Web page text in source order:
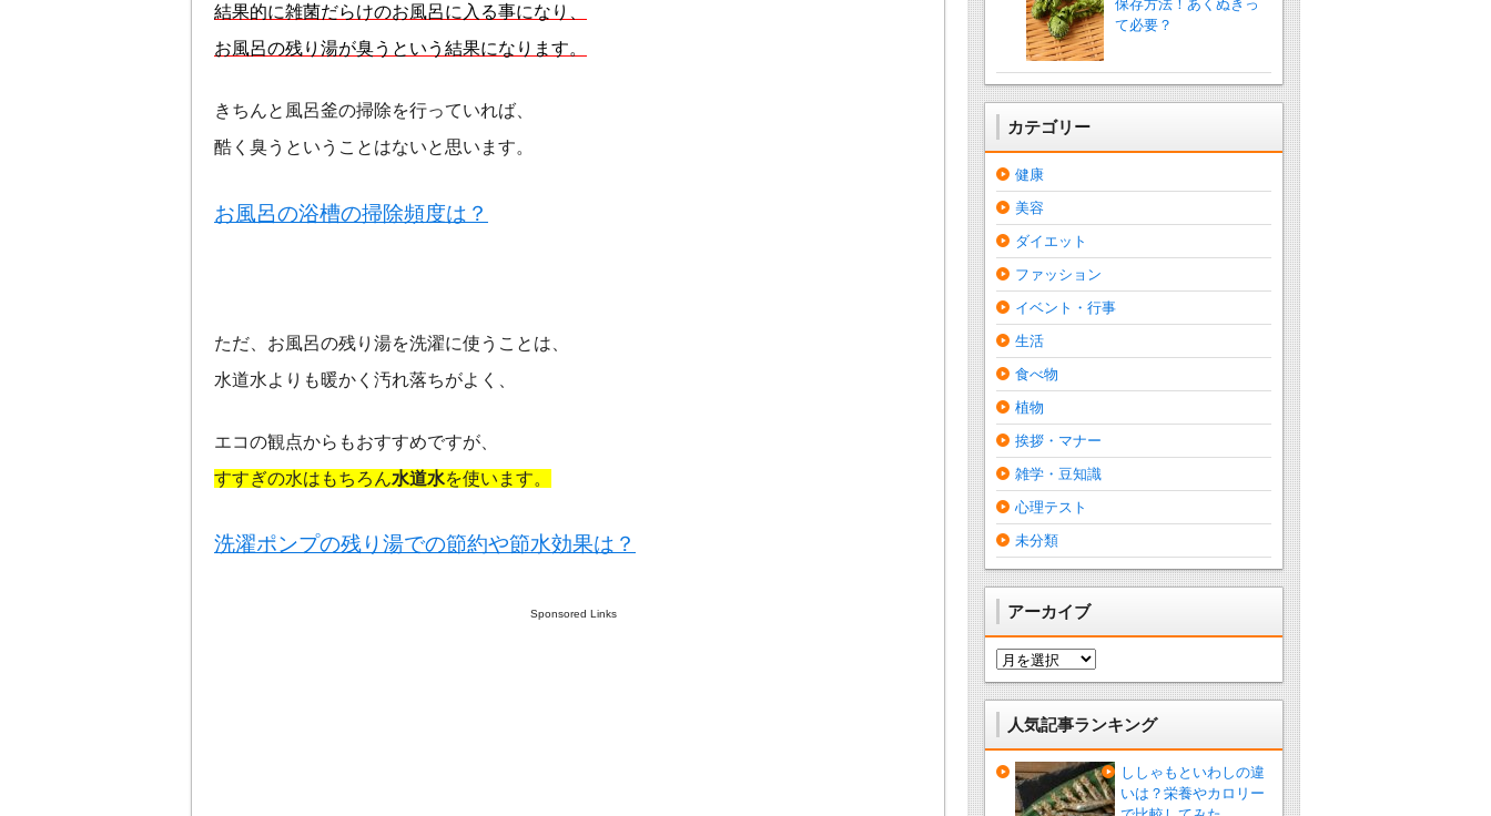
結果的に雑菌だらけのお風呂に入る事になり、
お風呂の残り湯が臭うという結果になります。
きちんと風呂釜の掃除を行っていれば、
酷く臭うということはないと思います。
お風呂の浴槽の掃除頻度は？
ただ、お風呂の残り湯を洗濯に使うことは、
水道水よりも暖かく汚れ落ちがよく、
エコの観点からもおすすめですが、
すすぎの水はもちろん水道水を使います。
洗濯ポンプの残り湯での節約や節水効果は？
Sponsored Links
保存方法！あくぬきっ
て必要？
カテゴリー
健康
美容
ダイエット
ファッション
イベント・行事
生活
食べ物
植物
挨拶・マナー
雑学・豆知識
心理テスト
未分類
アーカイブ
ア
ー
カ
ブ
人気記事ランキング
ししゃもといわしの違
いは？栄養やカロリー